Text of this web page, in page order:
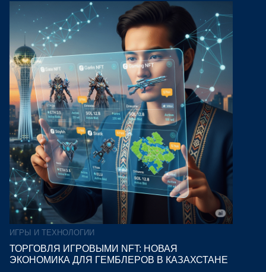
ИГРЫ И ТЕХНОЛОГИИ
ТОРГОВЛЯ ИГРОВЫМИ NFT: НОВАЯ
ЭКОНОМИКА ДЛЯ ГЕМБЛЕРОВ В КАЗАХСТАНЕ